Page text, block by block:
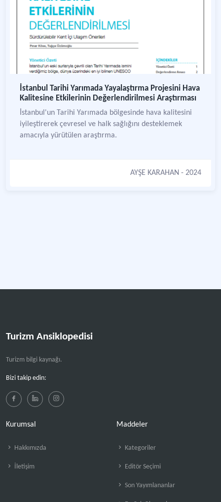
İstanbul Tarihi Yarımada Yayalaştırma Projesini Hava
Kalitesine Etkilerinin Değerlendirilmesi Araştırması
İstanbul'un Tarihi Yarımada bölgesinde hava kalitesini
iyileştirerek çevresel ve halk sağlığını desteklemek
amacıyla yürütülen araştırma.
AYŞE KARAHAN - 2024
Turizm Ansiklopedisi
Turizm bilgi kaynağı.
Bizi takip edin:
Kurumsal
Hakkımızda
İletişim
Maddeler
Kategoriler
Editör Seçimi
Son Yayımlananlar